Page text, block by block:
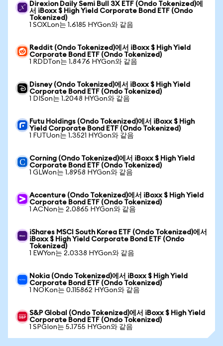
Direxion Daily Semi Bull 3X ETF (Ondo Tokenized)에
서 iBoxx $ High Yield Corporate Bond ETF (Ondo
Tokenized)
1 SOXLon는 1.6185 HYGon와 같음
Reddit (Ondo Tokenized)에서 iBoxx $ High Yield
Corporate Bond ETF (Ondo Tokenized)
1 RDDTon는 1.8476 HYGon와 같음
Disney (Ondo Tokenized)에서 iBoxx $ High Yield
Corporate Bond ETF (Ondo Tokenized)
1 DISon는 1.2048 HYGon와 같음
Futu Holdings (Ondo Tokenized)에서 iBoxx $ High
Yield Corporate Bond ETF (Ondo Tokenized)
1 FUTUon는 1.3521 HYGon와 같음
Corning (Ondo Tokenized)에서 iBoxx $ High Yield
Corporate Bond ETF (Ondo Tokenized)
1 GLWon는 1.8958 HYGon와 같음
Accenture (Ondo Tokenized)에서 iBoxx $ High Yield
Corporate Bond ETF (Ondo Tokenized)
1 ACNon는 2.0865 HYGon와 같음
iShares MSCI South Korea ETF (Ondo Tokenized)에서
iBoxx $ High Yield Corporate Bond ETF (Ondo
Tokenized)
1 EWYon는 2.0338 HYGon와 같음
Nokia (Ondo Tokenized)에서 iBoxx $ High Yield
Corporate Bond ETF (Ondo Tokenized)
1 NOKon는 0.115862 HYGon와 같음
S&P Global (Ondo Tokenized)에서 iBoxx $ High Yield
Corporate Bond ETF (Ondo Tokenized)
1 SPGIon는 5.1755 HYGon와 같음